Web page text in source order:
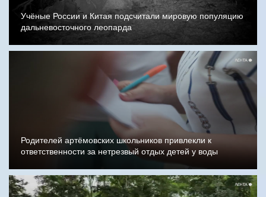
Учёные России и Китая подсчитали мировую популяцию
дальневосточного леопарда
Родителей артёмовских школьников привлекли к
ответственности за нетрезвый отдых детей у воды